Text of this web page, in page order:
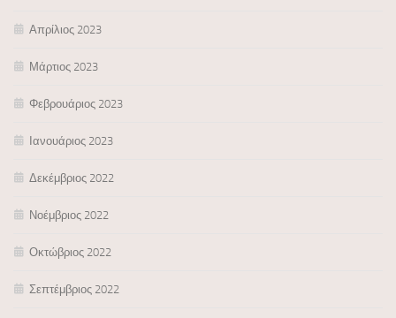
Απρίλιος 2023
Μάρτιος 2023
Φεβρουάριος 2023
Ιανουάριος 2023
Δεκέμβριος 2022
Νοέμβριος 2022
Οκτώβριος 2022
Σεπτέμβριος 2022